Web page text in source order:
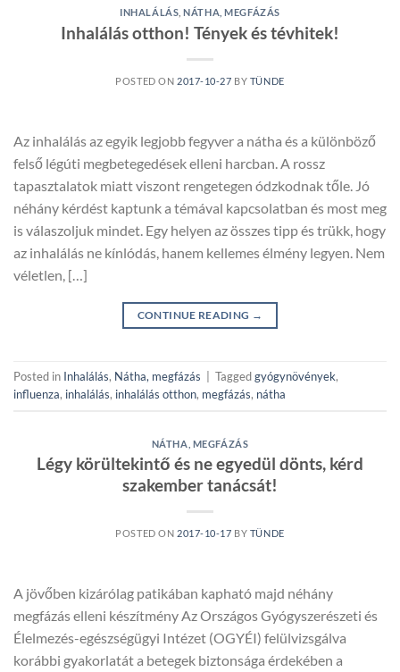
INHALÁLÁS ,NÁTHA, MEGFÁZÁS
Inhalálás otthon! Tények és tévhitek!
POSTED ON 2017-10-27 BY TÜNDE
Az inhalálás az egyik legjobb fegyver a nátha és a különböző
felső légúti megbetegedések elleni harcban. A rossz
tapasztalatok miatt viszont rengetegen ódzkodnak tőle. Jó
néhány kérdést kaptunk a témával kapcsolatban és most meg
is válaszoljuk mindet. Egy helyen az összes tipp és trükk, hogy
az inhalálás ne kínlódás, hanem kellemes élmény legyen. Nem
véletlen, […]
CONTINUE READING →
Posted in Inhalálás, Nátha, megfázás Taggedgyógynövények,
influenza, inhalálás, inhalálás otthon, megfázás, nátha
NÁTHA, MEGFÁZÁS
Légy körültekintő és ne egyedül dönts, kérd
szakember tanácsát!
POSTED ON 2017-10-17 BY TÜNDE
A jövőben kizárólag patikában kapható majd néhány
megfázás elleni készítmény Az Országos Gyógyszerészeti és
Élelmezés-egészségügyi Intézet (OGYÉI) felülvizsgálva
korábbi gyakorlatát a betegek biztonsága érdekében a